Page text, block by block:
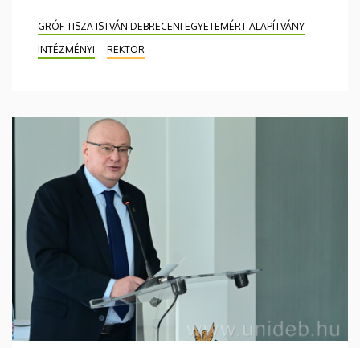
GRÓF TISZA ISTVÁN DEBRECENI EGYETEMÉRT ALAPÍTVÁNY
INTÉZMÉNYI
REKTOR